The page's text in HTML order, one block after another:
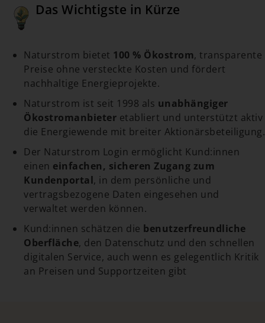
Das Wichtigste in Kürze
Naturstrom bietet 100 % Ökostrom, transparente
Preise ohne versteckte Kosten und fördert
nachhaltige Energieprojekte.
Naturstrom ist seit 1998 als unabhängiger
Ökostromanbieter etabliert und unterstützt aktiv
die Energiewende mit breiter Aktionärsbeteiligung.
Der Naturstrom Login ermöglicht Kund:innen
einen einfachen, sicheren Zugang zum
Kundenportal, in dem persönliche und
vertragsbezogene Daten eingesehen und
verwaltet werden können.
Kund:innen schätzen die benutzerfreundliche
Oberfläche, den Datenschutz und den schnellen
digitalen Service, auch wenn es gelegentlich Kritik
an Preisen und Supportzeiten gibt